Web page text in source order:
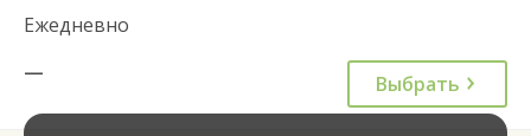
Ежедневно
—
Выбрать